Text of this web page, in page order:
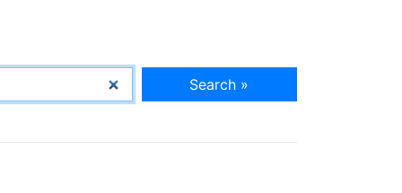
Search »